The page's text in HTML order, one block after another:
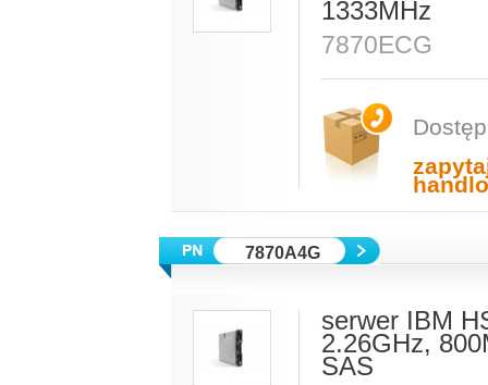
1333MHz
7870ECG
7870A4G
serwer IBM
2.26GHz,
SAS